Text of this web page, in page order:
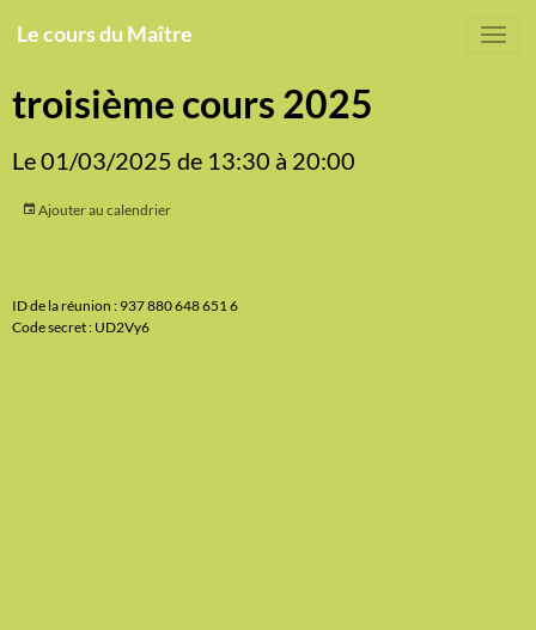
Le cours du Maître
troisième cours 2025
Le 01/03/2025 de 13:30 à 20:00
Ajouter au calendrier
ID de la réunion : 937 880 648 651 6
Code secret : UD2Vy6